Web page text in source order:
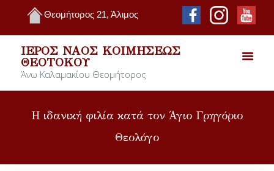
Θεομήτορος 21, Άλιμος
ΙΕΡΌΣ ΝΑΌΣ ΚΟΙΜΉΣΕΩΣ
ΘΕΟΤΌΚΟΥ
Άνω Καλαμακίου Θεομήτορος
Η ιδανική φιλία κατά τον Άγιο Γρηγόριο
Θεολόγο